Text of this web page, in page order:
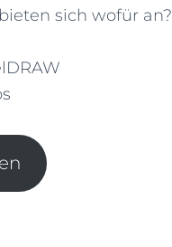
sich wofür an?